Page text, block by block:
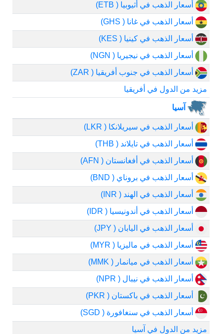
أسعار الذهب في أثيوبيا ( ETB)
أسعار الذهب في غانا ( GHS)
أسعار الذهب في كينيا ( KES)
أسعار الذهب في نيجيريا ( NGN)
أسعار الذهب في جنوب أفريقيا ( ZAR)
مزيد من الدول في أفريقيا
آسيا
أسعار الذهب في سيريلانكا ( LKR)
أسعار الذهب في تايلاند ( THB)
أسعار الذهب في أفغانستان ( AFN)
أسعار الذهب في بروناي ( BND)
أسعار الذهب في الهند ( INR)
أسعار الذهب في أندونيسيا ( IDR)
أسعار الذهب في اليابان ( JPY)
أسعار الذهب في ماليزيا ( MYR)
أسعار الذهب في ميانمار ( MMK)
أسعار الذهب في نيبال ( NPR)
أسعار الذهب في باكستان ( PKR)
أسعار الذهب في سنغافورة ( SGD)
مزيد من الدول في آسيا